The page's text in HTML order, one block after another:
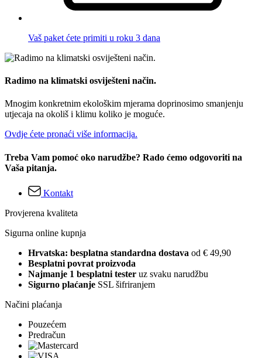
Vaš paket ćete primiti u roku 3 dana
Radimo na klimatski osviješteni način.
Mnogim konkretnim ekološkim mjerama doprinosimo smanjenju
utjecaja na okoliš i klimu koliko je moguće.
Ovdje ćete pronaći više informacija.
Treba Vam pomoć oko narudžbe? Rado ćemo odgovoriti na
Vaša pitanja.
Kontakt
Provjerena kvaliteta
Sigurna online kupnja
Hrvatska: besplatna standardna dostava od € 49,90
Besplatni povrat proizvoda
Najmanje 1 besplatni tester uz svaku narudžbu
Sigurno plaćanje SSL šifriranjem
Načini plaćanja
Pouzećem
Predračun